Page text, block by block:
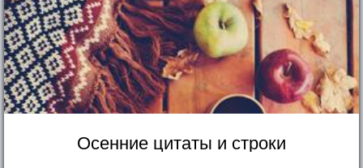
Осенние цитаты и строки